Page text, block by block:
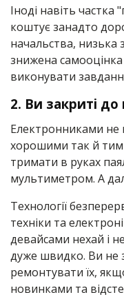
Іноді навіть частка
коштує занадто
начальства, низька
знижена самооцінка
виконувати
2. Ви закриті
Електронниками не
хорошими так й тим
тримати в руках
мультиметром. А
Технології
техніки та
девайсами нехай і
дуже швидко. Ви не
ремонтувати їх,
новинками та